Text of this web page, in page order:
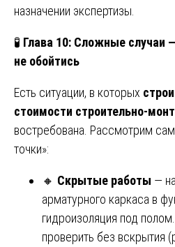
назначении экспертизы.
🧪 Глава 10: Сложные случаи
не обойтись
Есть ситуации, в которых
стоимости строительно-
востребована. Рассмотрим
точки»:
🔸 Скрытые работы —
арматурного каркаса в
гидроизоляция под
проверить без вскрытия